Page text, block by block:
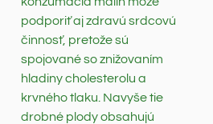
podporiť aj zdravú srdcovú
činnosť, pretože sú
spojované so znižovaním
hladiny cholesterolu a
krvného tlaku. Navyše tie
drobné plody obsahujú